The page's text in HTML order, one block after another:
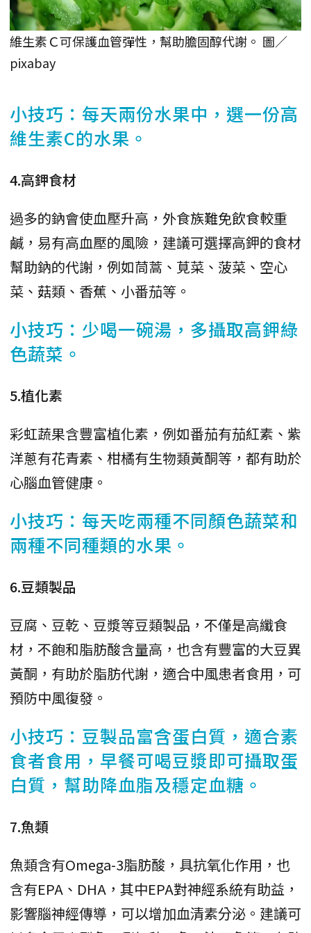
維生素Ｃ可保護血管彈性，幫助膽固醇代謝。 圖／
pixabay
小技巧：每天兩份水果中，選一份高
維生素C的水果。
4.高鉀食材
過多的鈉會使血壓升高，外食族難免飲食較重
鹹，易有高血壓的風險，建議可選擇高鉀的食材
幫助鈉的代謝，例如茼蒿、莧菜、菠菜、空心
菜、菇類、香蕉、小番茄等。
小技巧：少喝一碗湯，多攝取高鉀綠
色蔬菜。
5.植化素
彩虹蔬果含豐富植化素，例如番茄有茄紅素、紫
洋蔥有花青素、柑橘有生物類黃酮等，都有助於
心腦血管健康。
小技巧：每天吃兩種不同顏色蔬菜和
兩種不同種類的水果。
6.豆類製品
豆腐、豆乾、豆漿等豆類製品，不僅是高纖食
材，不飽和脂肪酸含量高，也含有豐富的大豆異
黃酮，有助於脂肪代謝，適合中風患者食用，可
預防中風復發。
小技巧：豆製品富含蛋白質，適合素
食者食用，早餐可喝豆漿即可攝取蛋
白質，幫助降血脂及穩定血糖。
7.魚類
魚類含有Omega-3脂肪酸，具抗氧化作用，也
含有EPA、DHA，其中EPA對神經系統有助益，
影響腦神經傳導，可以增加血清素分泌。建議可